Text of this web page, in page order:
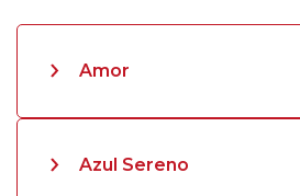
Amor
Azul Sereno